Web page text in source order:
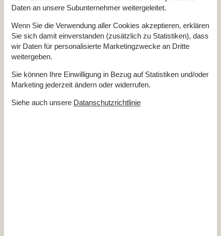
Waschbecken
WC
Diverse
Anzahl Badezimmer 1
Anzahl Schlafzimmer 2
Baujahr 2008
Geschlossene Terrasse
Hoch Geschwindigkeits Internet
Internet
Nationales Fernsehen
Daten an unsere Subunternehmer weitergeleitet.
Wenn Sie die Verwendung aller Cookies akzeptieren, erklären
Sie sich damit einverstanden (zusätzlich zu Statistiken), dass
wir Daten für personalisierte Marketingzwecke an Dritte
weitergeben.
Sie können Ihre Einwilligung in Bezug auf Statistiken und/oder
Marketing jederzeit ändern oder widerrufen.
Siehe auch unsere Datanschutzrichtlinie